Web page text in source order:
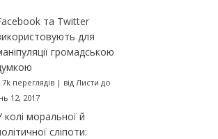
та Twitter
для
громадською
переглядів| від Листи до
12, 2017
колі моральної й
сліпоти: